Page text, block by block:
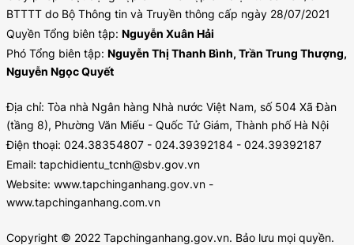
BTTTT do Bộ Thông tin và Truyền thông cấp ngày 28/07/2021
Quyền Tổng biên tập: Nguyễn Xuân Hải
Phó Tổng biên tập: Nguyễn Thị Thanh Bình, Trần Trung Thượng,
Nguyễn Ngọc Quyết
Địa chỉ: Tòa nhà Ngân hàng Nhà nước Việt Nam, số 504 Xã Đàn
(tầng 8), Phường Văn Miếu - Quốc Tử Giám, Thành phố Hà Nội
Điện thoại: 024.38354807 - 024.39392184 - 024.39392187
Email: tapchidientu_tcnh@sbv.gov.vn
Website: www.tapchinganhang.gov.vn -
www.tapchinganhang.com.vn
Copyright © 2022 Tapchinganhang.gov.vn. Bảo lưu mọi quyền.